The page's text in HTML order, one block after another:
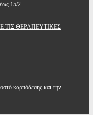
15/2
ΘΕΡΑΠΕΥΤΙΚΕΣ
καρπόδεσης και την